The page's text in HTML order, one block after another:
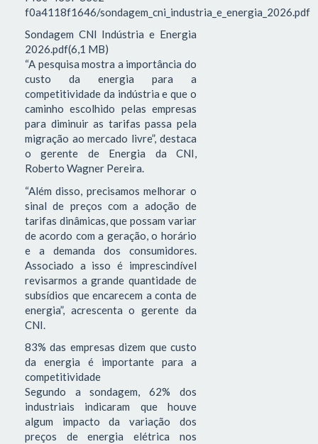
f0a4118f1646/sondagem_cni_industria_e_energia_2026.pdf
Sondagem CNI Indústria e Energia
2026.pdf(6,1 MB)
“A pesquisa mostra a importância do
custo da energia para a
competitividade da indústria e que o
caminho escolhido pelas empresas
para diminuir as tarifas passa pela
migração ao mercado livre”, destaca
o gerente de Energia da CNI,
Roberto Wagner Pereira.
“Além disso, precisamos melhorar o
sinal de preços com a adoção de
tarifas dinâmicas, que possam variar
de acordo com a geração, o horário
e a demanda dos consumidores.
Associado a isso é imprescindível
revisarmos a grande quantidade de
subsídios que encarecem a conta de
energia”, acrescenta o gerente da
CNI.
83% das empresas dizem que custo
da energia é importante para a
competitividade
Segundo a sondagem, 62% dos
industriais indicaram que houve
algum impacto da variação dos
preços de energia elétrica nos